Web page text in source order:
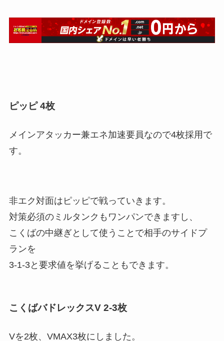
ピッピ 4枚
メインアタッカー兼エネ加速要員なので4枚採用で
す。
非エク対面はピッピで戦っていきます。
対策必須のミルタンクもワンパンできますし、
こくばの中継ぎとして使うことで相手のサイドプ
ランを
3-1-3と要求値を挙げることもできます。
こくばバドレックスV 2-3枚
Vを2枚、VMAX3枚にしました。